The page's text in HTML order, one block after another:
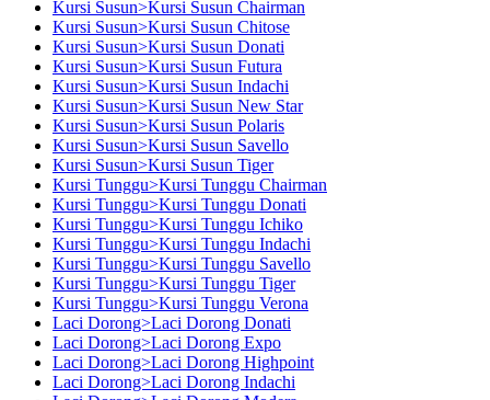
Kursi Susun>Kursi Susun Chairman
Kursi Susun>Kursi Susun Chitose
Kursi Susun>Kursi Susun Donati
Kursi Susun>Kursi Susun Futura
Kursi Susun>Kursi Susun Indachi
Kursi Susun>Kursi Susun New Star
Kursi Susun>Kursi Susun Polaris
Kursi Susun>Kursi Susun Savello
Kursi Susun>Kursi Susun Tiger
Kursi Tunggu>Kursi Tunggu Chairman
Kursi Tunggu>Kursi Tunggu Donati
Kursi Tunggu>Kursi Tunggu Ichiko
Kursi Tunggu>Kursi Tunggu Indachi
Kursi Tunggu>Kursi Tunggu Savello
Kursi Tunggu>Kursi Tunggu Tiger
Kursi Tunggu>Kursi Tunggu Verona
Laci Dorong>Laci Dorong Donati
Laci Dorong>Laci Dorong Expo
Laci Dorong>Laci Dorong Highpoint
Laci Dorong>Laci Dorong Indachi